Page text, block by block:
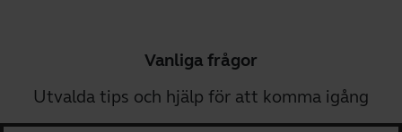
Vanliga frågor
Utvalda tips och hjälp för att komma igång